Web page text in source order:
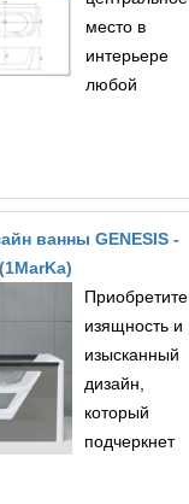
место в
интерьере
любой
ванны GENESIS -
Приобретите
изящность и
изысканный
дизайн,
который
подчеркнет